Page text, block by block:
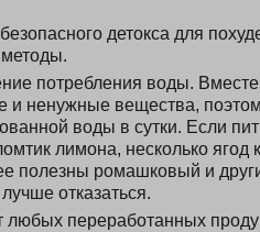
детокса для
потребления воды.
и ненужные вещества,
воды в сутки. Если
лимона, несколько
полезны ромашковый и
отказаться.
любых переработанных